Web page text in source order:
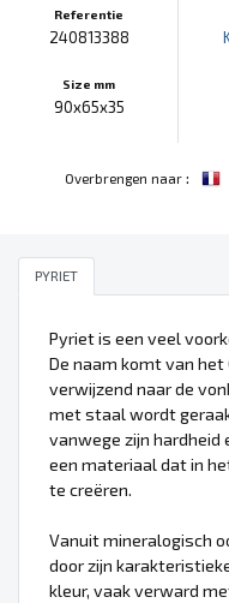
Referentie
240813388
Size mm
90x65x35
Overbrengen naar:
PYRIET
Pyriet is een veel
De naam komt van het
verwijzend naar de
met staal wordt
vanwege zijn
een materiaal dat in
te creëren.
Vanuit mineralogisch
door zijn
kleur, vaak verward